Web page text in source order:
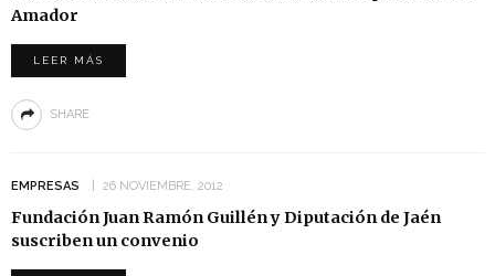
Amador
LEER MÁS
SHARE
EMPRESAS 26 NOVIEMBRE, 2012
Fundación Juan Ramón Guillén y Diputación de Jaén
suscriben un convenio